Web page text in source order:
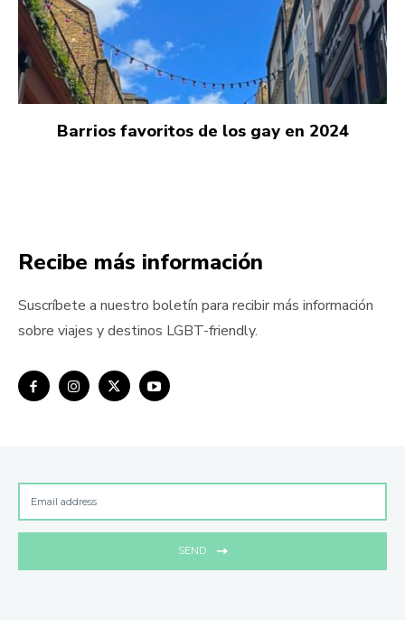
Barrios favoritos de los gay en 2024
Recibe más información
Suscríbete a nuestro boletín para recibir más información
sobre viajes y destinos LGBT-friendly.
SEND